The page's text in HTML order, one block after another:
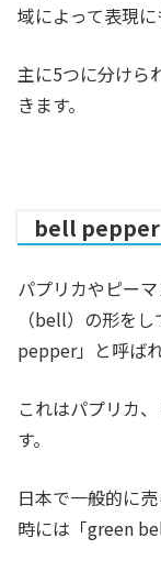
域によって表現に
主に5つに分けら
きます。
bell pepper
パプリカやピー
（bell）の形を
pepper」と呼ばれ
これはパプリカ
す。
日本で一般的に
時には「green